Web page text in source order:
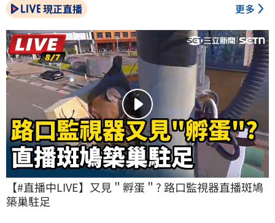
現正直播 更多
【#直播中LIVE】又見＂孵蛋＂? 路口監視器直播斑鳩
築巢駐足